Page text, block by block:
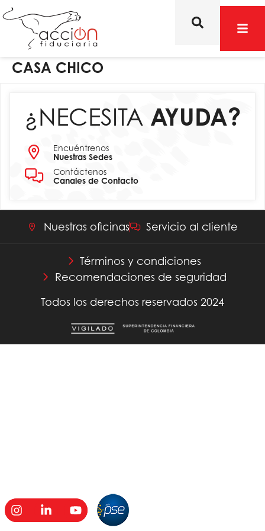
CASA CHICO
¿NECESITA AYUDA?
Encuéntrenos
Nuestras Sedes
Contáctenos
Canales de Contacto
Nuestras oficinas Servicio al cliente
Términos y condiciones
Recomendaciones de seguridad
Todos los derechos reservados 2024